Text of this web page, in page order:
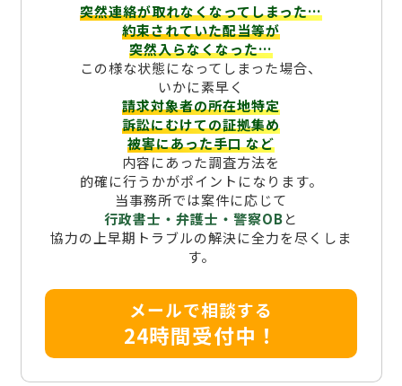
突然連絡が取れなくなってしまった…
約束されていた配当等が
突然入らなくなった…
この様な状態になってしまった場合、
いかに素早く
請求対象者の所在地特定
訴訟にむけての証拠集め
被害にあった手口など
内容にあった調査方法を
的確に行うかがポイントになります。
当事務所では案件に応じて
行政書士・弁護士・警察OBと
協力の上早期トラブルの解決に全力を尽くしま
す。
メールで相談する
24時間受付中！